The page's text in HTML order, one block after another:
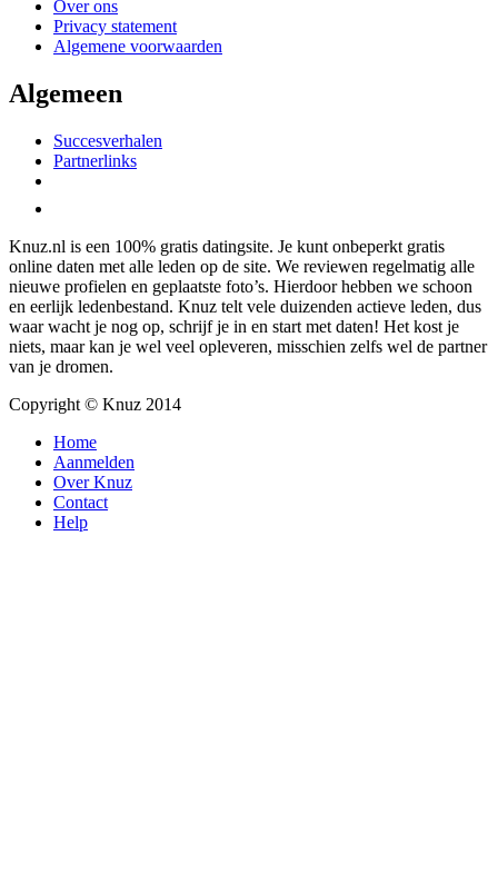
Over ons
Privacy statement
Algemene voorwaarden
Algemeen
Succesverhalen
Partnerlinks
Knuz.nl is een 100% gratis datingsite. Je kunt onbeperkt gratis
online daten met alle leden op de site. We reviewen regelmatig alle
nieuwe profielen en geplaatste foto’s. Hierdoor hebben we schoon
en eerlijk ledenbestand. Knuz telt vele duizenden actieve leden, dus
waar wacht je nog op, schrijf je in en start met daten! Het kost je
niets, maar kan je wel veel opleveren, misschien zelfs wel de partner
van je dromen.
Copyright © Knuz 2014
Home
Aanmelden
Over Knuz
Contact
Help